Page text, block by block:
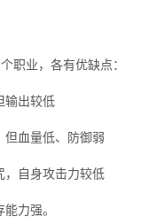
职业，各有优缺点：
输出较低
但血量低、防御弱
，自身攻击力较低
力强。